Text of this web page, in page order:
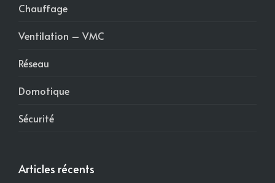
Chauffage
Ventilation – VMC
Réseau
Domotique
Sécurité
Articles récents